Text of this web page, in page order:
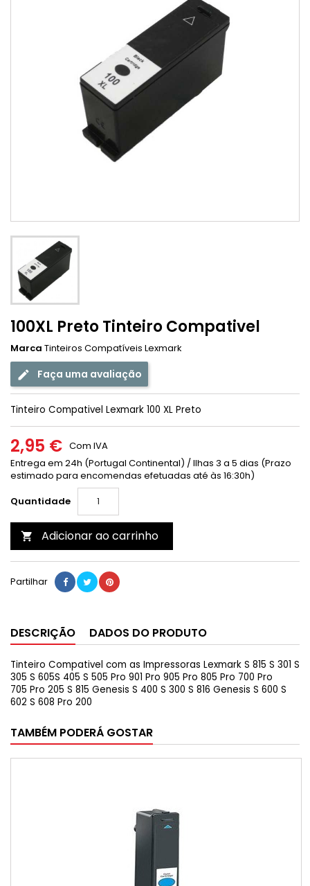
100XL Preto Tinteiro Compativel
Marca Tinteiros Compatíveis Lexmark
Faça uma avaliação
Tinteiro Compativel Lexmark 100 XL Preto
2,95 € Com IVA
Entrega em 24h (Portugal Continental) / Ilhas 3 a 5 dias (Prazo
estimado para encomendas efetuadas até às 16:30h)
Quantidade
 Adicionar ao carrinho
Partilhar
DESCRIÇÃO DADOS DO PRODUTO
Tinteiro Compativel com as Impressoras Lexmark S 815 S 301 S
305 S 605S 405 S 505 Pro 901 Pro 905 Pro 805 Pro 700 Pro
705 Pro 205 S 815 Genesis S 400 S 300 S 816 Genesis S 600 S
602 S 608 Pro 200
TAMBÉM PODERÁ GOSTAR